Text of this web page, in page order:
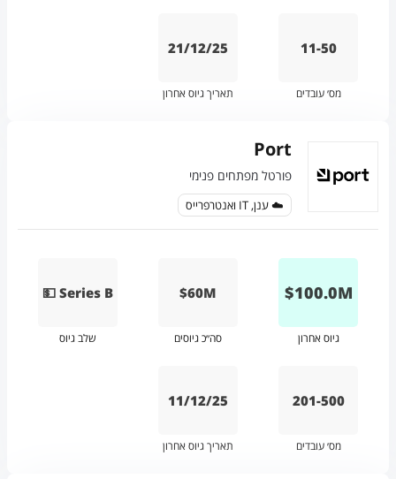
11-50
מס׳ עובדים
21/12/25
תאריך גיוס אחרון
Port
פורטל מפתחים פנימי
☁️ ענן, IT ואנטרפרייס
M
100.0
$
גיוס אחרון
$60M
סה״כ גיוסים
💵 Series B
שלב גיוס
201-500
מס׳ עובדים
11/12/25
תאריך גיוס אחרון